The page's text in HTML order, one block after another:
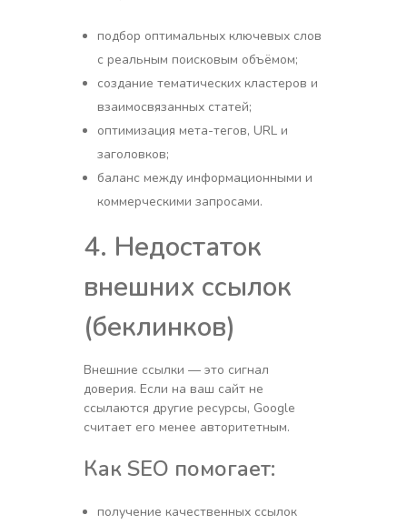
подбор оптимальных ключевых слов
с реальным поисковым объёмом;
создание тематических кластеров и
взаимосвязанных статей;
оптимизация мета-тегов, URL и
заголовков;
баланс между информационными и
коммерческими запросами.
4. Недостаток
внешних ссылок
(беклинков)
Внешние ссылки — это сигнал
доверия. Если на ваш сайт не
ссылаются другие ресурсы, Google
считает его менее авторитетным.
Как SEO помогает:
получение качественных ссылок